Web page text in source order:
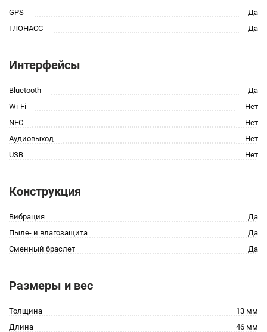
GPS
Да
ГЛОНАСС
Да
Интерфейсы
Bluetooth
Да
Wi-Fi
Нет
NFC
Нет
Аудиовыход
Нет
USB
Нет
Конструкция
Вибрация
Да
Пыле- и влагозащита
Да
Сменный браслет
Да
Размеры и вес
Толщина
13 мм
Длина
46 мм